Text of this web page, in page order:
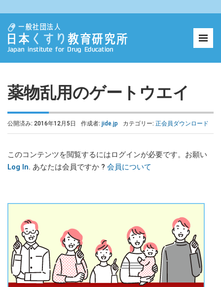
薬物乱用のゲートウエイ
公開済み: 2016年12月5日 作成者: jide.jp カテゴリー: 正会員ダウンロード
このコンテンツを閲覧するにはログインが必要です。お願い
Log In. あなたは会員ですか ? 会員について